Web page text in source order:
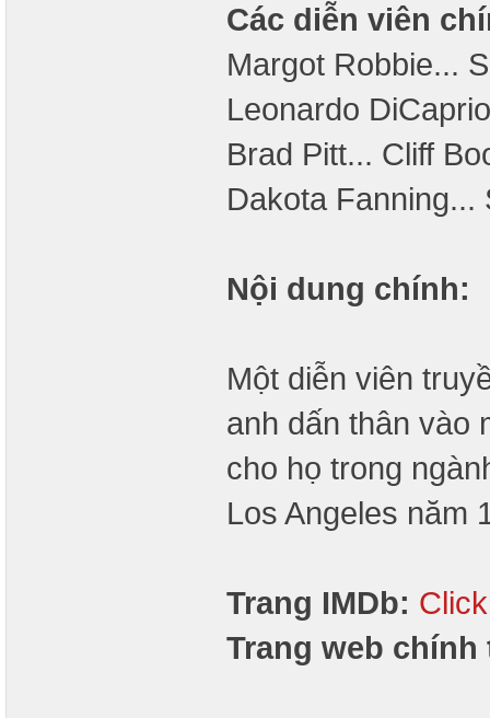
Các diễn viên
Margot Robbie...
Leonardo
Brad Pitt... Cliff
Dakota Fanning...
Nội dung chính:
Một diễn viên
anh dấn thân vào
cho họ trong
Los Angeles năm
Trang IMDb:
Trang web